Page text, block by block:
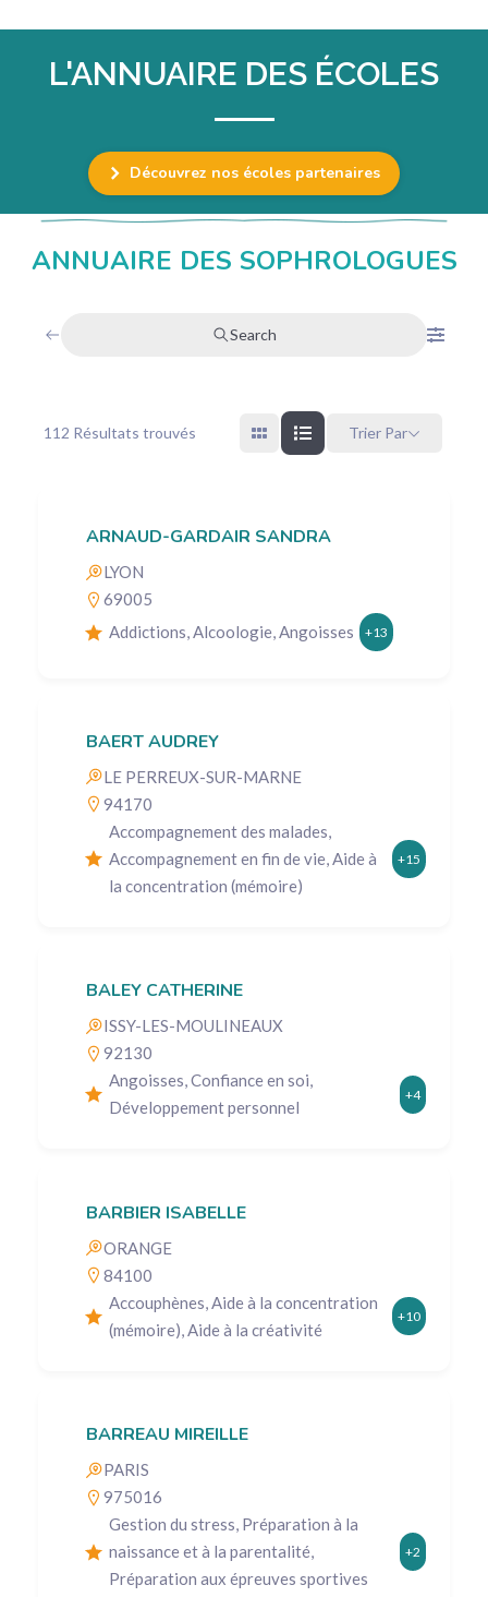
L'ANNUAIRE DES ÉCOLES
Découvrez nos écoles partenaires
ANNUAIRE DES SOPHROLOGUES
Search
112 Résultats trouvés Trier Par
ARNAUD-GARDAIR SANDRA
LYON
69005
Addictions, Alcoologie, Angoisses
+13
BAERT AUDREY
LE PERREUX-SUR-MARNE
94170
Accompagnement des malades,
Accompagnement en fin de vie, Aide à
la concentration (mémoire)
+15
BALEY CATHERINE
ISSY-LES-MOULINEAUX
92130
Angoisses, Confiance en soi,
Développement personnel
+4
BARBIER ISABELLE
ORANGE
84100
Accouphènes, Aide à la concentration
(mémoire), Aide à la créativité
+10
BARREAU MIREILLE
PARIS
975016
Gestion du stress, Préparation à la
naissance et à la parentalité,
Préparation aux épreuves sportives
+2